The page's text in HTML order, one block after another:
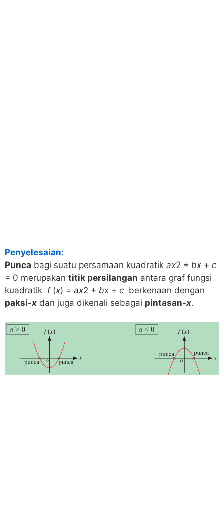
Penyelesaian:
Punca bagi suatu persamaan kuadratik ax2 + bx + c
= 0 merupakan titik persilangan antara graf fungsi
kuadratik f (x) = ax2 + bx + c berkenaan dengan
paksi-x dan juga dikenali sebagai pintasan-x.